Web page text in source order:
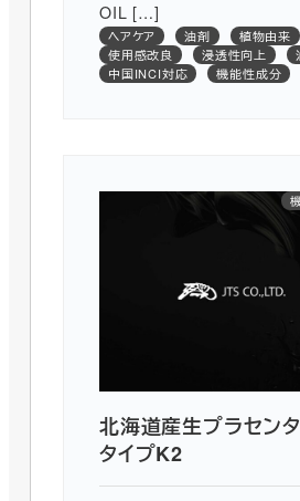
OIL […]
ヘアケア 油剤
植物由来
使用感改良
浸透性向上
中国INCI対応
機能性成分
北海道産生プラセン
タイプK2